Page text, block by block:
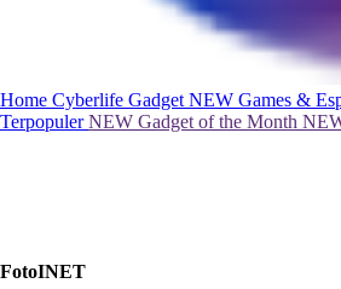
Home Cyberlife Gadget NEW Games &
TerpopulerNEW Gadget of the Month
FotoINET